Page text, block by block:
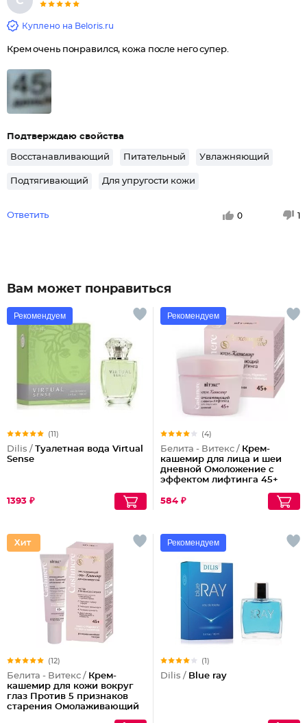
Куплено на Beloris.ru
Крем очень понравился, кожа после него супер.
Подтверждаю свойства
Восстанавливающий Питательный Увлажняющий
Подтягивающий Для упругости кожи
Ответить 0 1
Вам может понравиться
Рекомендуем
(11)
Dilis / Туалетная вода Virtual
Sense
1393 ₽
Рекомендуем
(4)
Белита - Витекс / Крем-
кашемир для лица и шеи
дневной Омоложение с
эффектом лифтинга 45+
584 ₽
(12)
Белита - Витекс / Крем-
кашемир для кожи вокруг
глаз Против 5 признаков
старения Омолаживающий
Рекомендуем
(1)
Dilis / Blue ray